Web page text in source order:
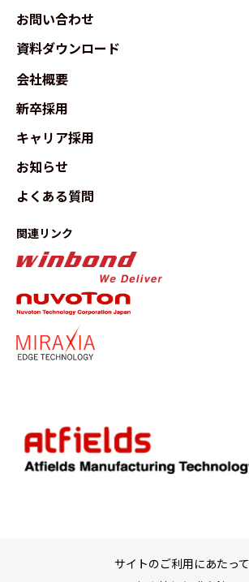
お問い合わせ
資料ダウンロード
会社概要
新卒採用
キャリア採用
お知らせ
よくある質問
関連リンク
サイトのご利用にあたって